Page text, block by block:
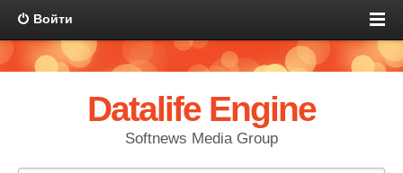
Войти
Datalife Engine
Softnews Media Group